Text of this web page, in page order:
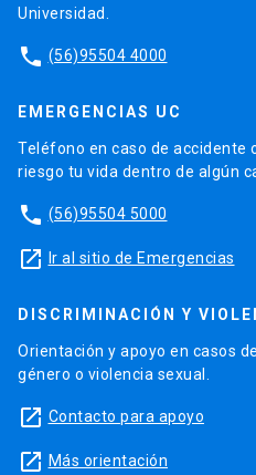
Universidad.
phone (56)95504 4000
EMERGENCIAS UC
Teléfono en caso de accidente
riesgo tu vida dentro de algún
phone (56)95504 5000
launch Ir al sitio de Emergencias
DISCRIMINACIÓN Y
Orientación y apoyo en casos
género o violencia sexual.
launch Contacto para apoyo
launch Más orientación